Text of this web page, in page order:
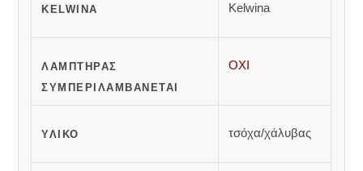
KELWINA Kelwina
ΛΑΜΠΤΉΡΑΣ
ΣΥΜΠΕΡΙΛΑΜΒΆΝΕΤΑΙ
ΟΧΙ
ΥΛΙΚΌ τσόχα/χάλυβας